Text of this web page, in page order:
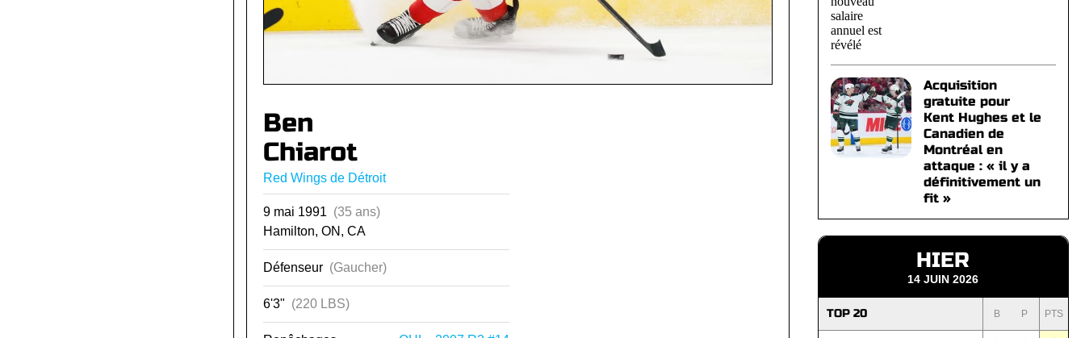
Ben
Chiarot
Red Wings de Détroit
9 mai 1991 (35 ans)
Hamilton, ON, CA
Défenseur (Gaucher)
6'3" (220 LBS)
Acquisition
gratuite pour
Kent Hughes et le
Canadien de
Montréal en
attaque : « il y a
définitivement un
fit »
HIER
14 JUIN 2026
TOP 20 B P PTS